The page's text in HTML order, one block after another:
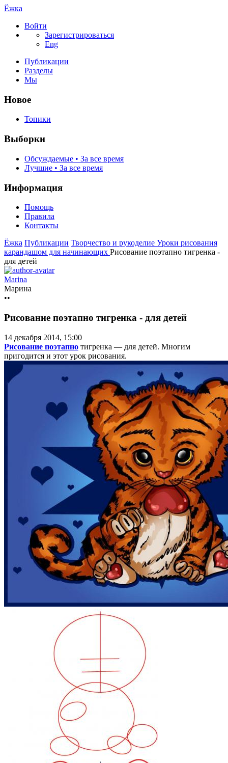
Ёжка
Войти
Зарегистрироваться
Eng
Публикации
Разделы
Мы
Новое
Топики
Выборки
Обсуждаемые • За все время
Лучшие • За все время
Информация
Помощь
Правила
Контакты
Ёжка Публикации Творчество и рукоделие Уроки рисования
карандашом для начинающих Рисование поэтапно тигренка -
для детей
Marina
Марина
••
Рисование поэтапно тигренка - для детей
14 декабря 2014, 15:00
Рисование поэтапно тигренка — для детей. Многим
пригодится и этот урок рисования.